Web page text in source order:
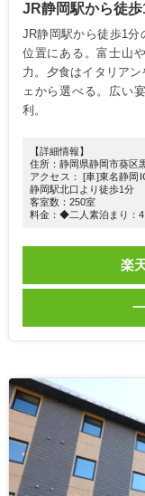
JR静岡駅から徒
JR静岡駅から徒歩1分
位置にある。富士山
力。夕食はイタリア
ェから選べる。広い
利。
【詳細情報】
住所：静岡県静岡市葵区
アクセス： [車]東名静岡
静岡駅北口より徒歩1分
客室数：250室
料金：◆二人素泊まり：
楽